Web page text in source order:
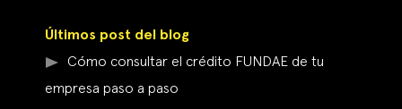
Últimos post del blog
Cómo consultar el crédito FUNDAE de tu
empresa paso a paso